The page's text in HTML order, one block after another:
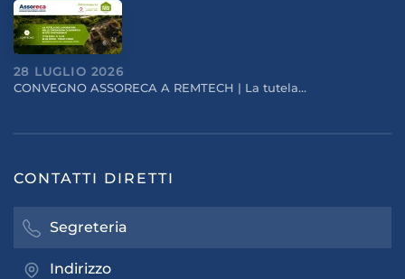
28 LUGLIO 2026
CONVEGNO ASSORECA A REMTECH | La tutela…
CONTATTI DIRETTI
Segreteria
Indirizzo